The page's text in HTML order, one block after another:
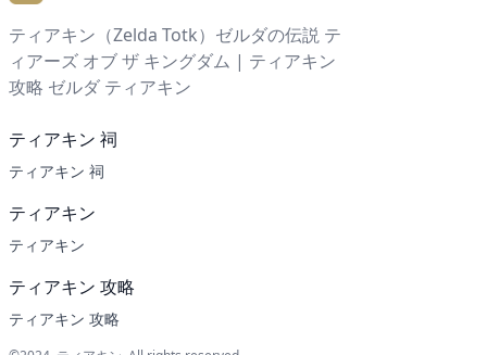
ティアキン（Zelda Totk）ゼルダの伝説 テ
ィアーズ オブ ザ キングダム | ティアキン
攻略 ゼルダ ティアキン
ティアキン 祠
ティアキン 祠
ティアキン
ティアキン
ティアキン 攻略
ティアキン 攻略